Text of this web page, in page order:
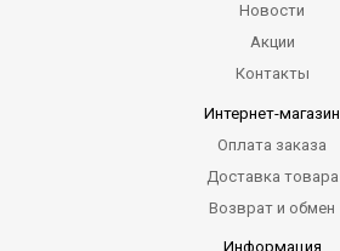
Новости
Акции
Контакты
Интернет-магазин
Оплата заказа
Доставка товара
Возврат и обмен
Информация